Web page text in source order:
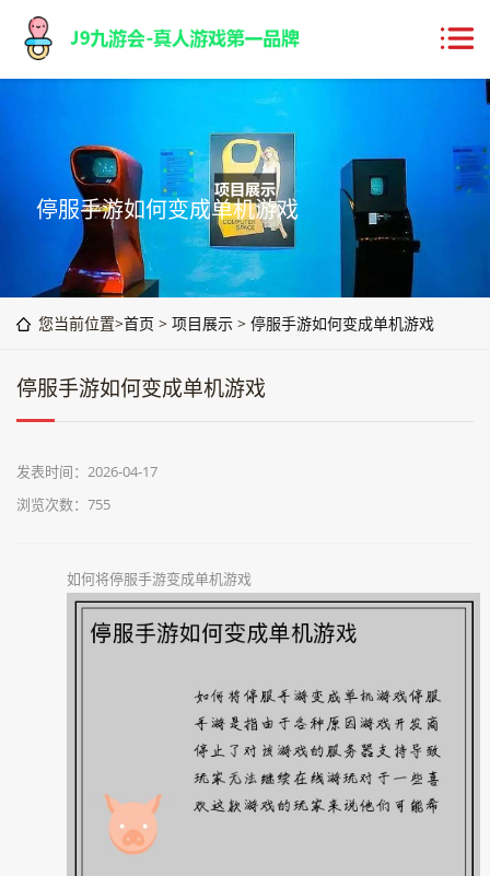
停服手游如何变成单机游戏
您当前位置>首页 > 项目展示 > 停服手游如何变成单机游戏
停服手游如何变成单机游戏
发表时间：2026-04-17
浏览次数：755
如何将停服手游变成单机游戏